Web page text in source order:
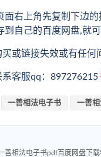
面右上角先复制下边
到自己的百度网盘,就
或链接失效或有任何
客服qq：897276215
一善相法电子书 一善
善相法电子书pdf百度网盘下载